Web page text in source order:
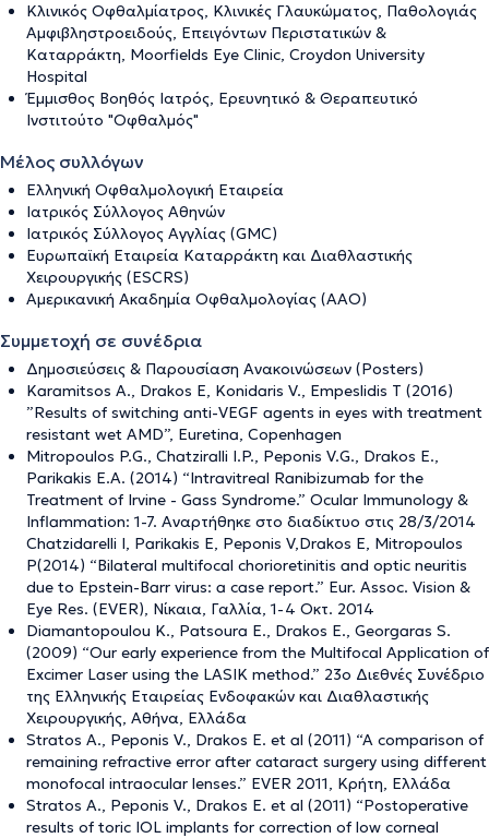
Κλινικός Οφθαλμίατρος, Κλινικές Γλαυκώματος, Παθολογιάς
Αμφιβληστροειδούς, Επειγόντων Περιστατικών &
Καταρράκτη, Moorfields Eye Clinic, Croydon University
Hospital
Έμμισθος Βοηθός Ιατρός, Ερευνητικό & Θεραπευτικό
Ινστιτούτο "Οφθαλμός"
Μέλος συλλόγων
Ελληνική Οφθαλμολογική Εταιρεία
Ιατρικός Σύλλογος Αθηνών
Ιατρικός Σύλλογος Αγγλίας (GMC)
Ευρωπαϊκή Εταιρεία Καταρράκτη και Διαθλαστικής
Χειρουργικής (ESCRS)
Αμερικανική Ακαδημία Οφθαλμολογίας (AAO)
Συμμετοχή σε συνέδρια
Δημοσιεύσεις & Παρουσίαση Ανακοινώσεων (Posters)
Karamitsos A., Drakos E, Konidaris V., Empeslidis T (2016)
”Results of switching anti-VEGF agents in eyes with treatment
resistant wet AMD”, Euretina, Copenhagen
Mitropoulos P.G., Chatziralli I.P., Peponis V.G., Drakos E.,
Parikakis E.A. (2014) “Intravitreal Ranibizumab for the
Treatment of Irvine - Gass Syndrome.” Ocular Immunology &
Inflammation: 1-7. Αναρτήθηκε στο διαδίκτυο στις 28/3/2014
Chatzidarelli I, Parikakis E, Peponis V,Drakos E, Mitropoulos
P(2014) “Bilateral multifocal chorioretinitis and optic neuritis
due to Epstein-Barr virus: a case report.” Eur. Assoc. Vision &
Eye Res. (EVER), Νίκαια, Γαλλία, 1-4 Οκτ. 2014
Diamantopoulou K., Patsoura E., Drakos E., Georgaras S.
(2009) “Our early experience from the Multifocal Application of
Excimer Laser using the LASIK method.” 23ο Διεθνές Συνέδριο
της Ελληνικής Εταιρείας Ενδοφακών και Διαθλαστικής
Χειρουργικής, Αθήνα, Ελλάδα
Stratos A., Peponis V., Drakos E. et al (2011) “A comparison of
remaining refractive error after cataract surgery using different
monofocal intraocular lenses.” EVER 2011, Κρήτη, Ελλάδα
Stratos A., Peponis V., Drakos E. et al (2011) “Postoperative
results of toric IOL implants for correction of low corneal